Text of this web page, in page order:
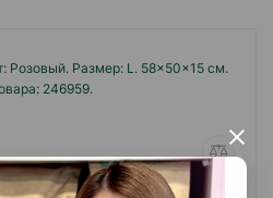
×
Розовый. Размер: L. 58x50x15 см.
246959.